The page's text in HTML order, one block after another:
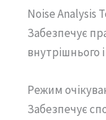
Noise Analysis
Забезпечує
внутрішнього
Режим
Забезпечує